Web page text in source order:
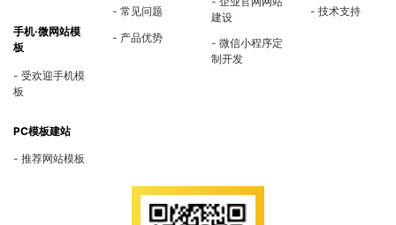
手机·微网站模
板
受欢迎手机模
板
PC模板建站
推荐网站模板
常见问题
产品优势
建设
微信小程序定
制开发
技术支持